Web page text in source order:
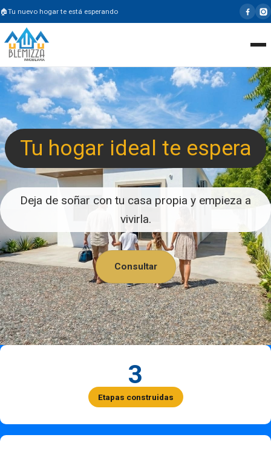
Tu nuevo hogar te está esperando
Tu hogar ideal te espera
Deja de soñar con tu casa propia y empieza a
vivirla.
Consultar
3
Etapas construidas